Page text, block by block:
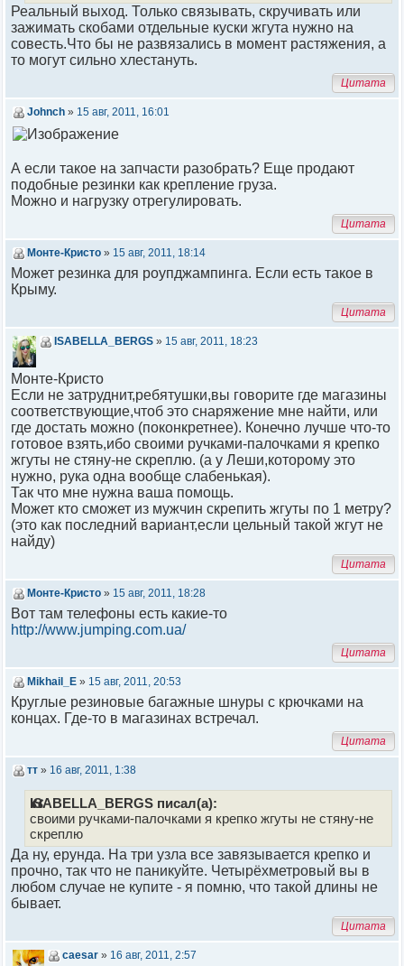
Реальный выход. Только связывать, скручивать или
зажимать скобами отдельные куски жгута нужно на
совесть.Что бы не развязались в момент растяжения, а
то могут сильно хлестануть.
Цитата
Johnch » 15 авг, 2011, 16:01
А если такое на запчасти разобрать? Еще продают
подобные резинки как крепление груза.
Можно и нагрузку отрегулировать.
Цитата
Монте-Кристо » 15 авг, 2011, 18:14
Может резинка для роупджампинга. Если есть такое в
Крыму.
Цитата
ISABELLA_BERGS » 15 авг, 2011, 18:23
Монте-Кристо
Если не затруднит,ребятушки,вы говорите где магазины
соответствующие,чтоб это снаряжение мне найти, или
где достать можно (поконкретнее). Конечно лучше что-то
готовое взять,ибо своими ручками-палочками я крепко
жгуты не стяну-не скреплю. (а у Леши,которому это
нужно, рука одна вообще слабенькая).
Так что мне нужна ваша помощь.
Может кто сможет из мужчин скрепить жгуты по 1 метру?
(это как последний вариант,если цельный такой жгут не
найду)
Цитата
Монте-Кристо » 15 авг, 2011, 18:28
Вот там телефоны есть какие-то
http://www.jumping.com.ua/
Цитата
Mikhail_E » 15 авг, 2011, 20:53
Круглые резиновые багажные шнуры с крючками на
концах. Где-то в магазинах встречал.
Цитата
тт » 16 авг, 2011, 1:38
ISABELLA_BERGS писал(а):
своими ручками-палочками я крепко жгуты не стяну-не
скреплю
Да ну, ерунда. На три узла все завязывается крепко и
прочно, так что не паникуйте. Четырёхметровый вы в
любом случае не купите - я помню, что такой длины не
бывает.
Цитата
caesar » 16 авг, 2011, 2:57